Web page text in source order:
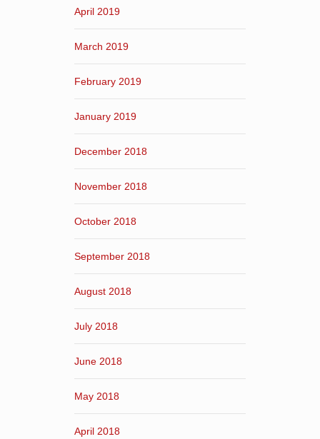
April 2019
March 2019
February 2019
January 2019
December 2018
November 2018
October 2018
September 2018
August 2018
July 2018
June 2018
May 2018
April 2018